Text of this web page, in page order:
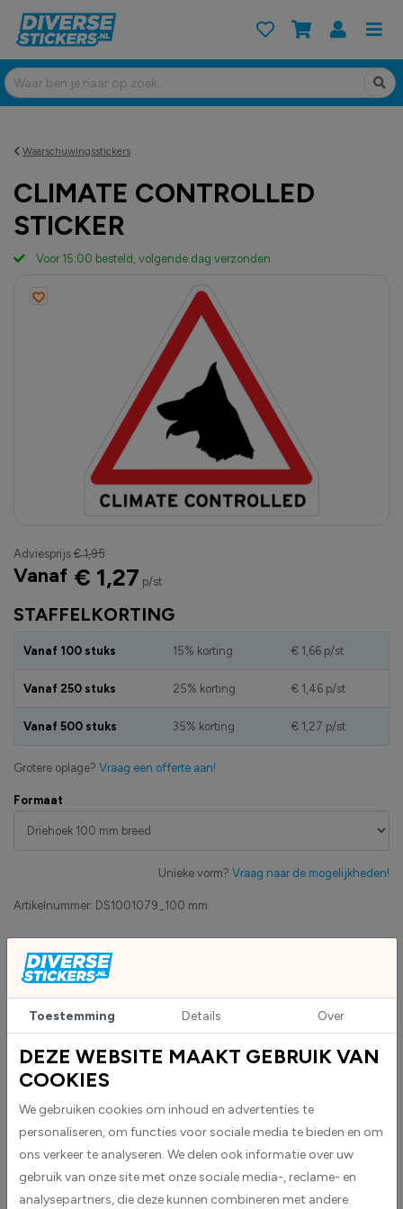
Waarschuwingsstickers
CLIMATE CONTROLLED
STICKER
Artikelnummer: DS1001079_100 mm
Zakelijk betaling op factuur mogelijk
Uv-bestendig & weersbestendigheid
High-tack folie met maximale grip
Formaat
Unieke vorm? Vraag naar de mogelijkheden!
STAFFELKORTING
Vanaf 100 stuks 15% korting € 1,66p/st
Vanaf 250 stuks 25% korting € 1,46p/st
Vanaf 500 stuks 35% korting € 1,27 p/st
Grotere oplage? Vraag een offerte aan!
Adviesprijs € 1,95
Vanaf € 1,27 p/st
Voor 15:00 besteld, volgende dag verzonden
Custom sticker maken? Upload eigen bestand
BESCHRIJVING
Toestemming Details Over
DEZE WEBSITE MAAKT GEBRUIK VAN
COOKIES
We gebruiken cookies om inhoud en advertenties te
personaliseren, om functies voor sociale media te bieden en om
ons verkeer te analyseren. We delen ook informatie over uw
gebruik van onze site met onze sociale media-, reclame- en
analysepartners, die deze kunnen combineren met andere